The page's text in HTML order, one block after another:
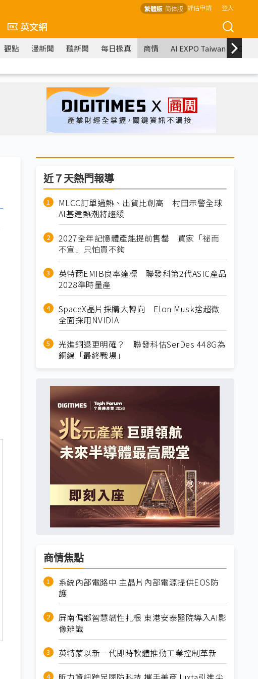
繁體版 简体版 評估申請 登入
英文網
觀點 漫新聞 聽新聞 每日椽真 商情 AI EXPO Taiwan
近７天熱門報導
MLCC訂單過熱、出貨比創高 村田示警全球
AI基建熱潮將趨緩
2027全年記憶體產能提前售罄 買家「祕而
不宣」只怕買不夠
英特爾EMIB良率達標 聯發科第2代ASIC產品
2028準時量產
SpaceX晶片採購大轉向 Elon Musk捨超微
全面採用NVIDIA
光進銅退更明確？ 聯發科估SerDes 448G為
銅線「最終戰場」
商情焦點
系統內部電路中 主晶片內部電源提供EOS防
護
屏南偏鄉智慧韌性扎根 東港安泰醫院導入AI影
像辨識
英特蒙以新一代即時軟體推動工業控制革新